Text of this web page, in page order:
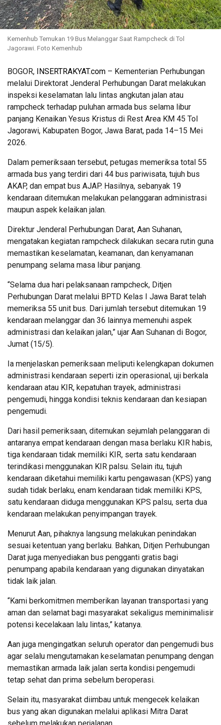
Kemenhub Temukan 19 Bus Melanggar Saat Rampcheck di Tol
Jagorawi. Foto Kemenhub
BOGOR, INSERTRAKYAT.com – Kementerian Perhubungan
melalui Direktorat Jenderal Perhubungan Darat melakukan
inspeksi keselamatan lalu lintas angkutan jalan atau
rampcheck terhadap puluhan armada bus selama libur
panjang Kenaikan Yesus Kristus di Rest Area KM 45 Tol
Jagorawi, Kabupaten Bogor, Jawa Barat, pada 14–15 Mei
2026.
Dalam pemeriksaan tersebut, petugas memeriksa total 55
armada bus yang terdiri dari 44 bus pariwisata, tujuh bus
AKAP, dan empat bus AJAP. Hasilnya, sebanyak 19
kendaraan ditemukan melakukan pelanggaran administrasi
maupun aspek kelaikan jalan.
Direktur Jenderal Perhubungan Darat, Aan Suhanan,
mengatakan kegiatan rampcheck dilakukan secara rutin guna
memastikan keselamatan, keamanan, dan kenyamanan
penumpang selama masa libur panjang.
“Selama dua hari pelaksanaan rampcheck, Ditjen
Perhubungan Darat melalui BPTD Kelas I Jawa Barat telah
memeriksa 55 unit bus. Dari jumlah tersebut ditemukan 19
kendaraan melanggar dan 36 lainnya memenuhi aspek
administrasi dan kelaikan jalan,” ujar Aan Suhanan di Bogor,
Jumat (15/5).
Ia menjelaskan pemeriksaan meliputi kelengkapan dokumen
administrasi kendaraan seperti izin operasional, uji berkala
kendaraan atau KIR, kepatuhan trayek, administrasi
pengemudi, hingga kondisi teknis kendaraan dan kesiapan
pengemudi.
Dari hasil pemeriksaan, ditemukan sejumlah pelanggaran di
antaranya empat kendaraan dengan masa berlaku KIR habis,
tiga kendaraan tidak memiliki KIR, serta satu kendaraan
terindikasi menggunakan KIR palsu. Selain itu, tujuh
kendaraan diketahui memiliki kartu pengawasan (KPS) yang
sudah tidak berlaku, enam kendaraan tidak memiliki KPS,
satu kendaraan diduga menggunakan KPS palsu, serta dua
kendaraan melakukan penyimpangan trayek.
Menurut Aan, pihaknya langsung melakukan penindakan
sesuai ketentuan yang berlaku. Bahkan, Ditjen Perhubungan
Darat juga menyediakan bus pengganti gratis bagi
penumpang apabila kendaraan yang digunakan dinyatakan
tidak laik jalan.
“Kami berkomitmen memberikan layanan transportasi yang
aman dan selamat bagi masyarakat sekaligus meminimalisir
potensi kecelakaan lalu lintas,” katanya.
Aan juga mengingatkan seluruh operator dan pengemudi bus
agar selalu mengutamakan keselamatan penumpang dengan
memastikan armada laik jalan serta kondisi pengemudi
tetap sehat dan prima sebelum beroperasi.
Selain itu, masyarakat diimbau untuk mengecek kelaikan
bus yang akan digunakan melalui aplikasi Mitra Darat